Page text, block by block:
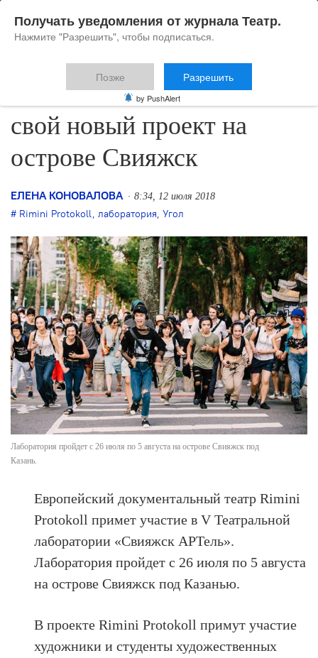
Rimini Protokoll покажет
свой новый проект на
острове Свияжск
ЕЛЕНА КОНОВАЛОВА 8:34, 12 июля 2018
Rimini Protokoll, лаборатория, Угол
Лаборатория пройдет с 26 июля по 5 августа на острове Свияжск под
Казань.
Европейский документальный театр Rimini
Protokoll примет участие в V Театральной
лаборатории «Свияжск АРТель».
Лаборатория пройдет с 26 июля по 5 августа
на острове Свияжск под Казанью.
В проекте Rimini Protokoll примут участие
художники и студенты художественных
Получать уведомления от журнала Театр.
Нажмите "Разрешить", чтобы подписаться.
Позже Разрешить
by PushAlert